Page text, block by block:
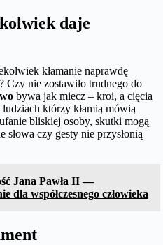
daje
kłamanie naprawdę
Czy nie zostawiło trudnego do
bywa jak miecz – kroi, a cięcia
ludziach którzy kłamią mówią
bliskiej osoby, skutki mogą
czy gesty nie przysłonią
Jana Pawła II —
dla współczesnego człowieka